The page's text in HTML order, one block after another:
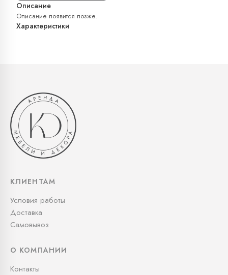
Описание
Описание появится позже.
Характеристики
КЛИЕНТАМ
Условия работы
Доставка
Самовывоз
О КОМПАНИИ
Контакты